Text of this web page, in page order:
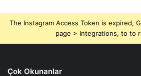
The Instagram Access Token is expired,
page > Integrations, to to
Çok Okunanlar